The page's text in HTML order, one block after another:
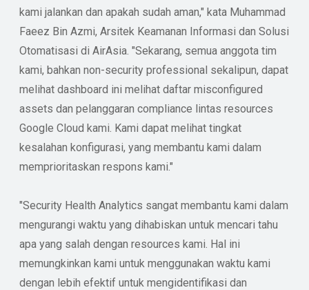
kami jalankan dan apakah sudah aman," kata Muhammad
Faeez Bin Azmi, Arsitek Keamanan Informasi dan Solusi
Otomatisasi di AirAsia. "Sekarang, semua anggota tim
kami, bahkan non-security professional sekalipun, dapat
melihat dashboard ini melihat daftar misconfigured
assets dan pelanggaran compliance lintas resources
Google Cloud kami. Kami dapat melihat tingkat
kesalahan konfigurasi, yang membantu kami dalam
memprioritaskan respons kami."
"Security Health Analytics sangat membantu kami dalam
mengurangi waktu yang dihabiskan untuk mencari tahu
apa yang salah dengan resources kami. Hal ini
memungkinkan kami untuk menggunakan waktu kami
dengan lebih efektif untuk mengidentifikasi dan